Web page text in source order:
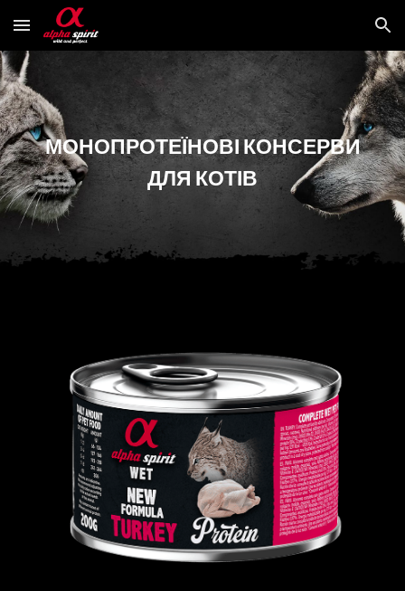
Skip to main content Skip to navigation
МОНОПРОТЕЇНОВІКОНСЕРВИ
ДЛЯ КОТІВ